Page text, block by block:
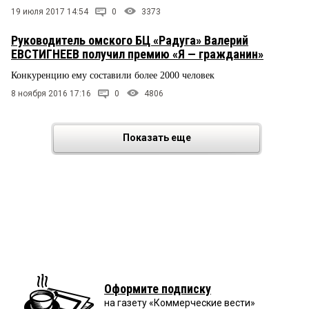
19 июля 2017 14:54 0 3373
Руководитель омского БЦ «Радуга» Валерий
ЕВСТИГНЕЕВ получил премию «Я — гражданин»
Конкуренцию ему составили более 2000 человек
8 ноября 2016 17:16 0 4806
Показать еще
Оформите подписку
на газету «Коммерческие вести»